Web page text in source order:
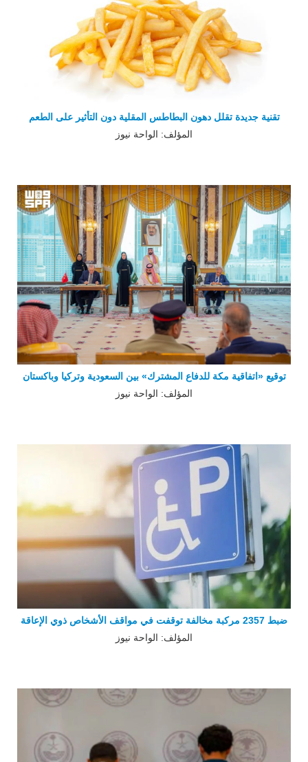
تقنية جديدة تقلل دهون البطاطس المقلية دون التأثير على الطعم
المؤلف: الواحة نيوز
توقيع «اتفاقية مكة للدفاع المشترك» بين السعودية وتركيا وباكستان
المؤلف: الواحة نيوز
ضبط 2357 مركبة مخالفة توقفت في مواقف الأشخاص ذوي الإعاقة
المؤلف: الواحة نيوز